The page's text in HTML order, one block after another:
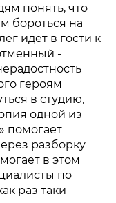
понять, что
бороться на
идет в гости к
-
героям
в студию,
одной из
помогает
разборку
в этом
по
раз таки